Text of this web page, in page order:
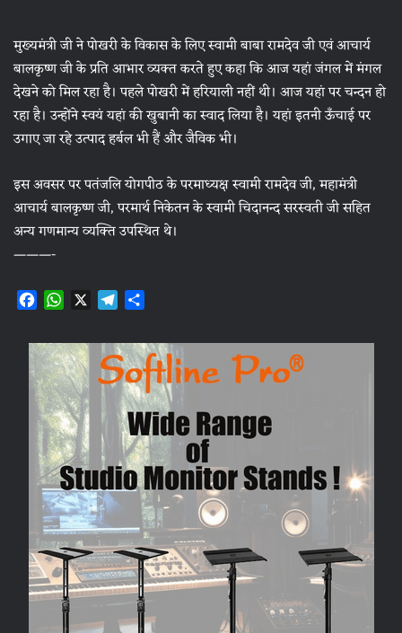
मुख्यमंत्री जी ने पोखरी के विकास के लिए स्वामी बाबा रामदेव जी एवं आचार्य
बालकृष्ण जी के प्रति आभार व्यक्त करते हुए कहा कि आज यहां जंगल में मंगल
देखने को मिल रहा है। पहले पोखरी में हरियाली नहीं थी। आज यहां पर चन्दन हो
रहा है। उन्होंने स्वयं यहां की खुबानी का स्वाद लिया है। यहां इतनी ऊँचाई पर
उगाए जा रहे उत्पाद हर्बल भी हैं और जैविक भी।
इस अवसर पर पतंजलि योगपीठ के परमाध्यक्ष स्वामी रामदेव जी, महामंत्री
आचार्य बालकृष्ण जी, परमार्थ निकेतन के स्वामी चिदानन्द सरस्वती जी सहित
अन्य गणमान्य व्यक्ति उपस्थित थे।
———-
F
c
e
b
o
o
k
W
a
t
s
A
p
p
X T
l
e
g
r
a
m
a
r
e